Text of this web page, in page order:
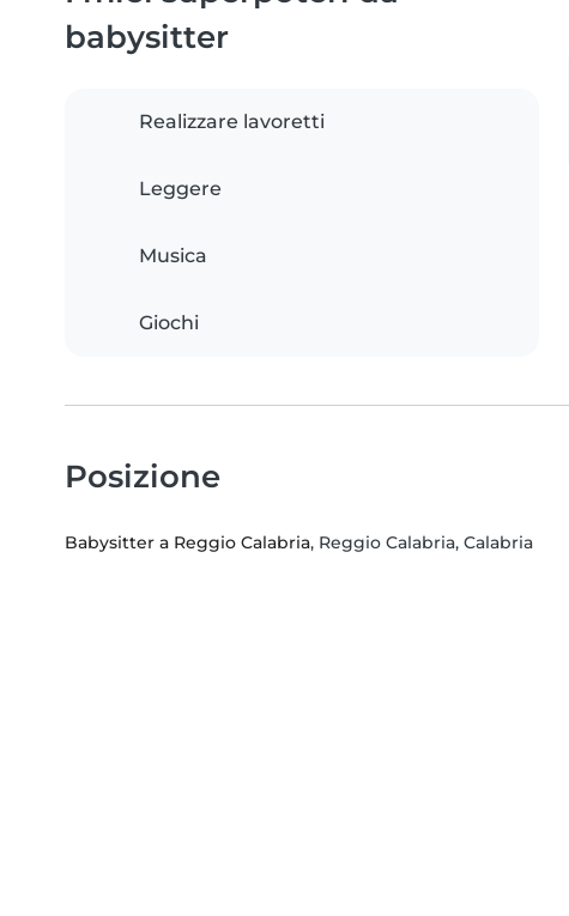
babysitter
Realizzare lavoretti
Leggere
Musica
Giochi
Posizione
Babysitter a Reggio Calabria, Reggio Calabria, Calabria